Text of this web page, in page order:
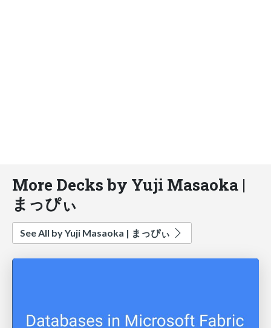
More Decks by Yuji Masaoka |
まっぴぃ
See All by Yuji Masaoka | まっぴぃ